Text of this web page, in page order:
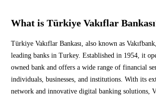
What is Türkiye Vakıflar
Türkiye Vakıflar Bankası, also known as
leading banks in Turkey. Established in 1954, it
owned bank and offers a wide range of financial
individuals, businesses, and institutions. With its
network and innovative digital banking solutions,